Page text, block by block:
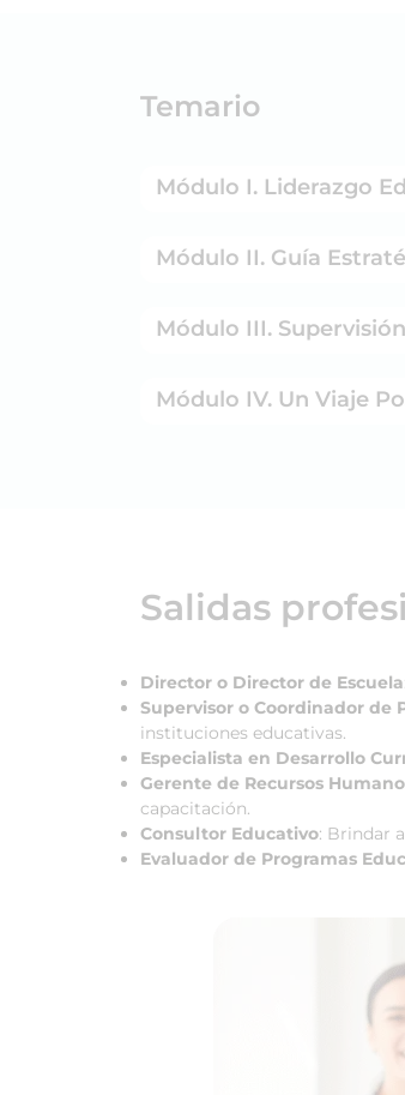
Temario
Módulo I. Liderazgo
Módulo II. Guía
Módulo III.
Módulo IV. Un Viaje
Salidas
Director o Director de Escuela
Supervisor o Coordinador de
instituciones educativas.
Especialista en Desarrollo
Gerente de Recursos
capacitación.
Consultor Educativo: Brindar
Evaluador de Programas